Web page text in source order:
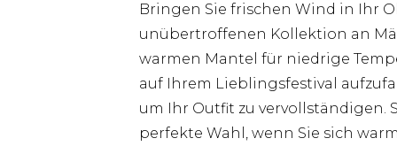
Bringen Sie frischen Wind in Ihr
unübertroffenen Kollektion an
warmen Mantel für niedrige
auf Ihrem Lieblingsfestival
um Ihr Outfit zu vervollständigen.
perfekte Wahl, wenn Sie sich